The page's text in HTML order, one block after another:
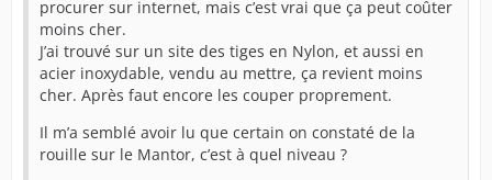
procurer sur internet, mais c’est vrai que ça peut coûter
moins cher.
J’ai trouvé sur un site des tiges en Nylon, et aussi en
acier inoxydable, vendu au mettre, ça revient moins
cher. Après faut encore les couper proprement.
Il m’a semblé avoir lu que certain on constaté de la
rouille sur le Mantor, c’est à quel niveau ?